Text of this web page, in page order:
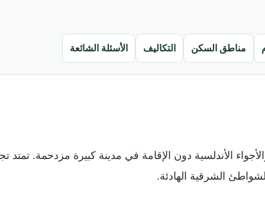
مناطق السكن التكاليف الأسئلة الشائعة
الأندلسية دون الإقامة في مدينة كبيرة مزدحمة. تمتد
الشرقية الهادئة.